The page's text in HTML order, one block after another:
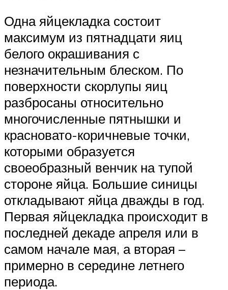
Одна яйцекладка состоит
максимум из пятнадцати яиц
белого окрашивания с
незначительным блеском. По
поверхности скорлупы яиц
разбросаны относительно
многочисленные пятнышки и
красновато-коричневые точки,
которыми образуется
своеобразный венчик на тупой
стороне яйца. Большие синицы
откладывают яйца дважды в год.
Первая яйцекладка происходит в
последней декаде апреля или в
самом начале мая, а вторая –
примерно в середине летнего
периода.